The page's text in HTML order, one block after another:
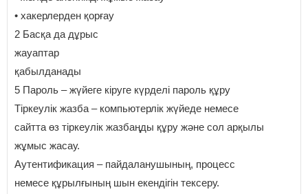
• хакерлерден қорғау
2 Басқа да дұрыс
жауаптар
қабылданады
5 Пароль – жүйеге кіруге күрделі пароль құру
Тіркеулік жазба – компьютерлік жүйеде немесе
сайтта өз тіркеулік жазбаңды құру және сол арқылы
жұмыс жасау.
Аутентификация – пайдаланушының, процесс
немесе құрылғының шын екендігін тексеру.